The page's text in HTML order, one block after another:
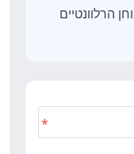
הרלוונטיים